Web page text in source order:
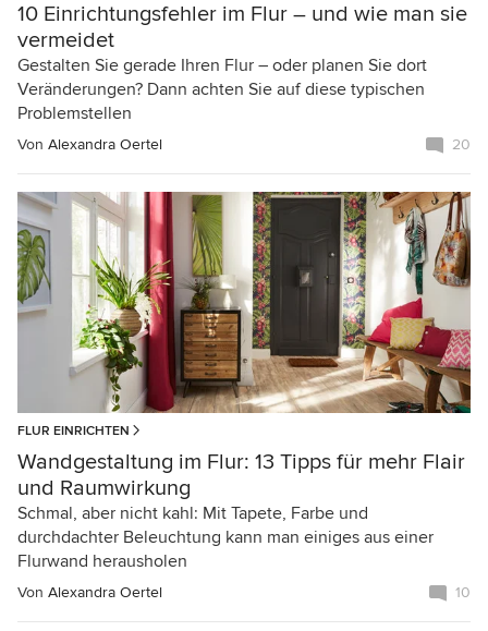
10 Einrichtungsfehler im Flur – und wie man sie
vermeidet
Gestalten Sie gerade Ihren Flur – oder planen Sie dort
Veränderungen? Dann achten Sie auf diese typischen
Problemstellen
Von Alexandra Oertel 20
FLUR EINRICHTEN
Wandgestaltung im Flur: 13 Tipps für mehr Flair
und Raumwirkung
Schmal, aber nicht kahl: Mit Tapete, Farbe und
durchdachter Beleuchtung kann man einiges aus einer
Flurwand herausholen
Von Alexandra Oertel 10